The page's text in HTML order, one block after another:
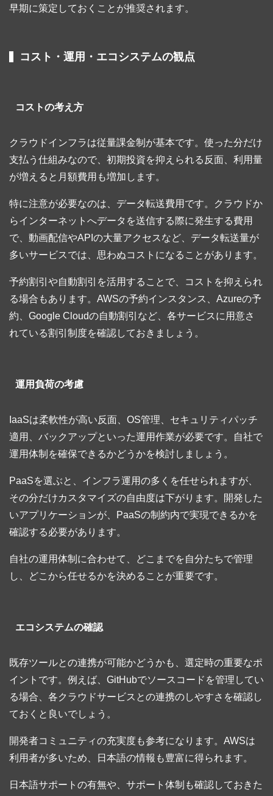
早期に策定しておくことが推奨されます。
コスト・運用・エコシステムの観点
コストの考え方
クラウドインフラは従量課金制が基本です。使った分だけ
支払う仕組みなので、初期投資を抑えられる反面、利用量
が増えると月額費用も増加します。
特に注意が必要なのは、データ転送費用です。クラウドか
らインターネットへデータを送信する際に発生する費用
で、動画配信やAPIの大量アクセスなど、データ転送量が
多いサービスでは、思わぬコストになることがあります。
予約割引や自動割引を活用することで、コストを抑えられ
る場合もあります。AWSの予約インスタンス、Azureの予
約、Google Cloudの自動割引など、各サービスに用意さ
れている割引制度を確認しておきましょう。
運用負荷の考慮
IaaSは柔軟性が高い反面、OS管理、セキュリティパッチ
適用、バックアップといった運用作業が必要です。自社で
運用体制を確保できるかどうかを検討しましょう。
PaaSを選ぶと、インフラ運用の多くを任せられますが、
その分だけカスタマイズの自由度は下がります。開発した
いアプリケーションが、PaaSの制約内で実現できるかを
確認する必要があります。
自社の運用体制に合わせて、どこまでを自分たちで管理
し、どこから任せるかを決めることが重要です。
エコシステムの確認
既存ツールとの連携が可能かどうかも、選定時の重要なポ
イントです。例えば、GitHubでソースコードを管理してい
る場合、各クラウドサービスとの連携のしやすさを確認し
ておくと良いでしょう。
開発者コミュニティの充実度も参考になります。AWSは
利用者が多いため、日本語の情報も豊富に得られます。
日本語サポートの有無や、サポート体制も確認しておきた